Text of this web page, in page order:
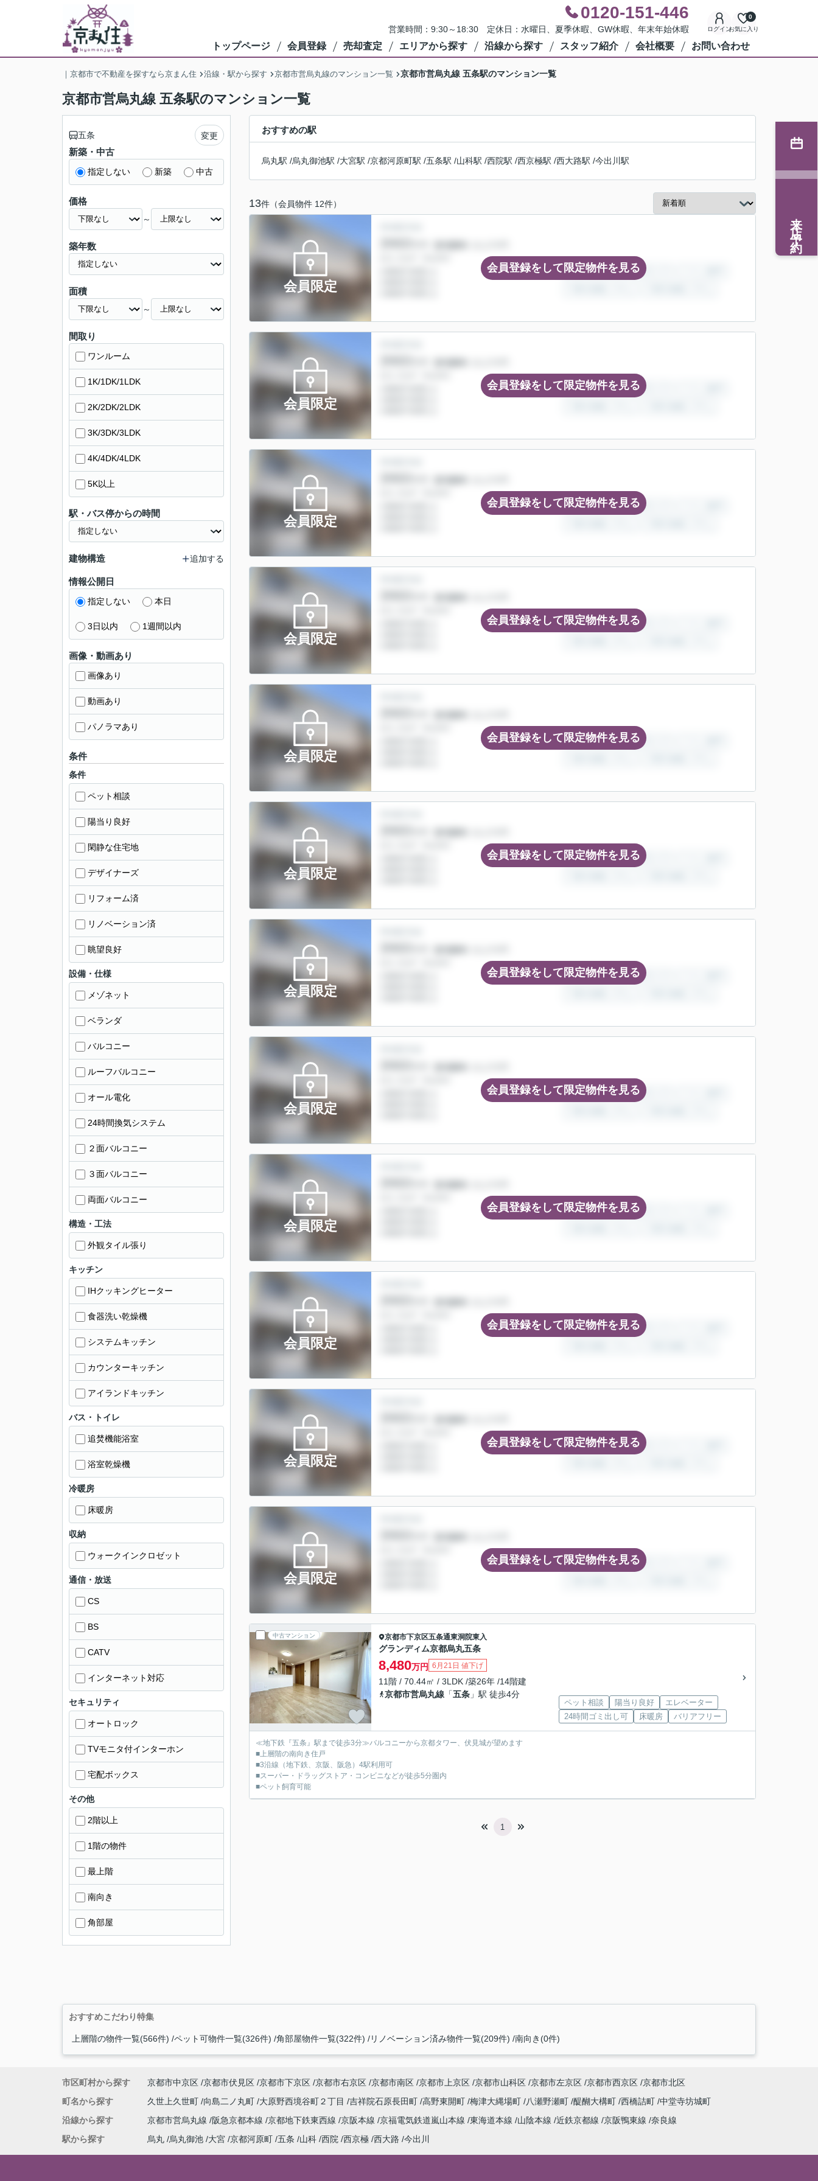
0120-151-446
営業時間：9:30～18:30 定休日：水曜日、夏季休暇、GW休暇、年末年始休暇 ログインお気に入り
0
トップページ 会員登録 売却査定 エリアから探す 沿線から探す スタッフ紹介 会社概要 お問い合わせ
｜京都市で不動産を探すなら京まん住 沿線・駅から探す 京都市営烏丸線のマンション一覧 京都市営烏丸線 五条駅のマンション一覧
京都市営烏丸線 五条駅のマンション一覧
おすすめの駅
烏丸駅 /烏丸御池駅 /大宮駅 /京都河原町駅 /五条駅 /山科駅 /西院駅 /西京極駅 /西大路駅 /今出川駅
13件（会員物件 12件）
会員限定
会員登録をして限定物件を見る
会員限定
会員登録をして限定物件を見る
会員限定
会員登録をして限定物件を見る
会員限定
会員登録をして限定物件を見る
会員限定
会員登録をして限定物件を見る
会員限定
会員登録をして限定物件を見る
会員限定
会員登録をして限定物件を見る
会員限定
会員登録をして限定物件を見る
会員限定
会員登録をして限定物件を見る
会員限定
会員登録をして限定物件を見る
会員限定
会員登録をして限定物件を見る
会員限定
会員登録をして限定物件を見る
中古マンション 京都市下京区五条通東洞院東入
グランディム京都烏丸五条
8,480万円 6月21日 値下げ
11階 / 70.44㎡ / 3LDK /築26年 /14階建
京都市営烏丸線 「五条 」駅 徒歩4分
ペット相談 陽当り良好
エレベーター
24時間ゴミ出し可
床暖房 バリアフリー
≪地下鉄『五条』駅まで徒歩3分≫バルコニーから京都タワー、伏見城が望めます
■上層階の南向き住戸
■3沿線（地下鉄、京阪、阪急）4駅利用可
■スーパー・ドラッグストア・コンビニなどが徒歩5分圏内
■ペット飼育可能
1
五条 変更
新築・中古
指定しない 新築 中古
価格
～
築年数
面積
～
間取り
ワンルーム
1K/1DK/1LDK
2K/2DK/2LDK
3K/3DK/3LDK
4K/4DK/4LDK
5K以上
駅・バス停からの時間
建物構造 追加する
情報公開日
指定しない 本日
3日以内 1週間以内
画像・動画あり
画像あり
動画あり
パノラマあり
条件
条件
ペット相談
陽当り良好
閑静な住宅地
デザイナーズ
リフォーム済
リノベーション済
眺望良好
設備・仕様
メゾネット
ベランダ
バルコニー
ルーフバルコニー
オール電化
24時間換気システム
２面バルコニー
３面バルコニー
両面バルコニー
構造・工法
外観タイル張り
キッチン
IHクッキングヒーター
食器洗い乾燥機
システムキッチン
カウンターキッチン
アイランドキッチン
バス・トイレ
追焚機能浴室
浴室乾燥機
冷暖房
床暖房
収納
ウォークインクロゼット
通信・放送
CS
BS
CATV
インターネット対応
セキュリティ
オートロック
TVモニタ付インターホン
宅配ボックス
その他
2階以上
1階の物件
最上階
南向き
角部屋
おすすめこだわり特集
上層階の物件一覧(566件) ペット可物件一覧(326件) 角部屋物件一覧(322件) リノベーション済み物件一覧(209件) 南向き(0件)
来店予約
市区町村から探す 京都市中京区 京都市伏見区 京都市下京区 京都市右京区 京都市南区 京都市上京区 京都市山科区 京都市左京区 京都市西京区 京都市北区
町名から探す
久世上久世町 向島二ノ丸町 大原野西境谷町２丁目 吉祥院石原長田町 高野東開町 梅津大縄場町 八瀬野瀬町 醍醐大構町 西橋詰町 中堂寺坊城町
沿線から探す
京都市営烏丸線 阪急京都本線 京都地下鉄東西線 京阪本線 京福電気鉄道嵐山本線 東海道本線 山陰本線 近鉄京都線 京阪鴨東線 奈良線
駅から探す
烏丸 烏丸御池 大宮 京都河原町 五条 山科 西院 西京極 西大路 今出川